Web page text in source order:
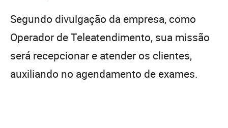
Segundo divulgação da empresa, como
Operador de Teleatendimento, sua missão
será recepcionar e atender os clientes,
auxiliando no agendamento de exames.